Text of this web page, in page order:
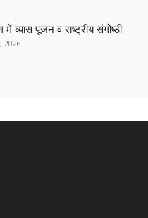
में व्यास पूजन व राष्ट्रीय संगोष्ठी
2026